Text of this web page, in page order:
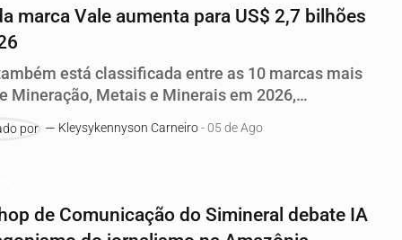
marca Vale aumenta para US$ 2,7 bilhões
está classificada entre as 10 marcas mais
Mineração, Metais e Minerais em 2026,
uma pontuação de 72,9 em 100 no Índice de
Marca (BSI) e uma classificação AA
Kleysykennyson Carneiro- 05 de Ago
de Comunicação do Simineral debate IA